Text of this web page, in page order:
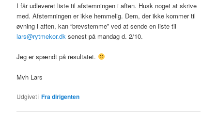
I får udleveret liste til afstemningen i aften. Husk noget at skrive
med. Afstemningen er ikke hemmelig. Dem, der ikke kommer til
øvning i aften, kan “brevstemme” ved at sende en liste til
lars@rytmekor.dk senest på mandag d. 2/10.
Jeg er spændt på resultatet.
Mvh Lars
Udgivet i Fra dirigenten